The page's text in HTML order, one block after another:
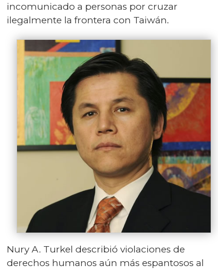
incomunicado a personas por cruzar
ilegalmente la frontera con Taiwán.
Nury A. Turkel describió violaciones de
derechos humanos aún más espantosos al